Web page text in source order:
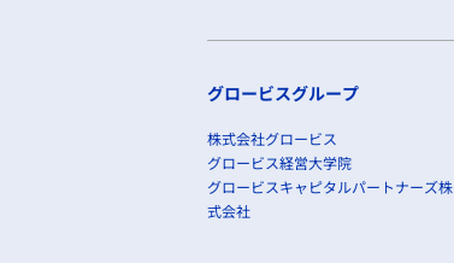
グロービスグループ
株式会社グロービス
グロービス経営大学院
グロービスキャピタルパートナーズ株
式会社